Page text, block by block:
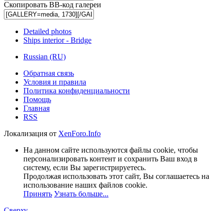
Скопировать BB-код галереи
Detailed photos
Ships interior - Bridge
Russian (RU)
Обратная связь
Условия и правила
Политика конфиденциальности
Помощь
Главная
RSS
Локализация от XenForo.Info
На данном сайте используются файлы cookie, чтобы
персонализировать контент и сохранить Ваш вход в
систему, если Вы зарегистрируетесь.
Продолжая использовать этот сайт, Вы соглашаетесь на
использование наших файлов cookie.
Принять Узнать больше...